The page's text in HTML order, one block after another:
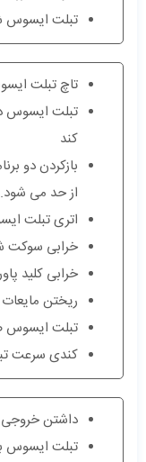
تبلت ایسوس
تاچ تبلت
تبلت ایسوس
کند
بازکردن دو
از حد می شود.
اتری تبلت
خرابی سوکت
خرابی کلید
ریختن
تبلت ایسوس
کندی سرعت
داشتن
تبلت ایسوس